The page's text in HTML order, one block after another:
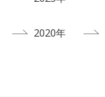
2020年